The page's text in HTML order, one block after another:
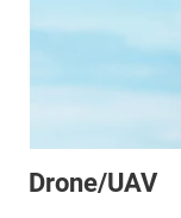
Drone/UAV